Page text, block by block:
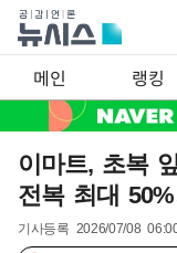
메인 랭킹
이마트, 초복
전복 최대
기사등록 2026/07/08